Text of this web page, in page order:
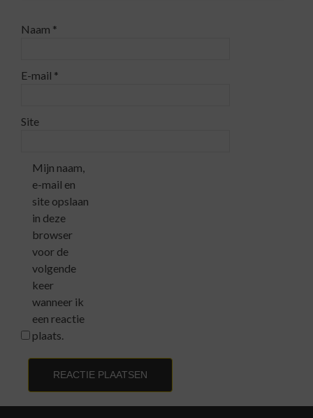
Naam *
E-mail *
Site
Mijn naam,
e-mail en
site opslaan
in deze
browser
voor de
volgende
keer
wanneer ik
een reactie
plaats.